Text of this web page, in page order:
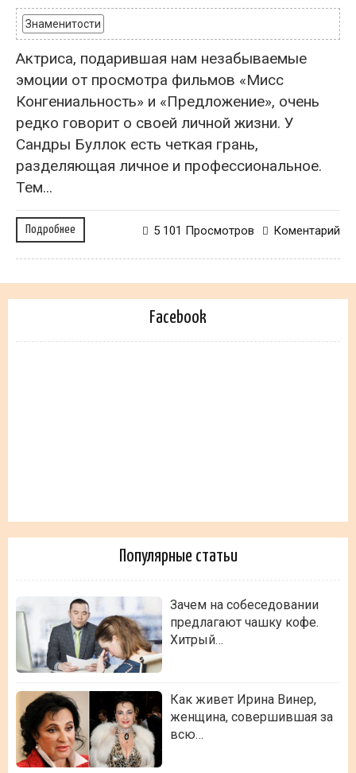
Знаменитости
Актриса, подарившая нам незабываемые
эмоции от просмотра фильмов «Мисс
Конгениальность» и «Предложение», очень
редко говорит о своей личной жизни. У
Сандры Буллок есть четкая грань,
разделяющая личное и профессиональное.
Тем...
Подробнее Коментарий
5 101 Просмотров
Facebook
Популярные статьи
Зачем на собеседовании
предлагают чашку кофе.
Хитрый…
Как живет Ирина Винер,
женщина, совершившая за
всю…